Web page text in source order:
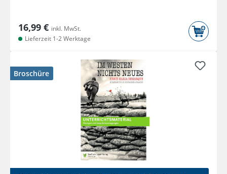
16,99 € inkl. MwSt.
Lieferzeit 1-2 Werktage
Broschüre